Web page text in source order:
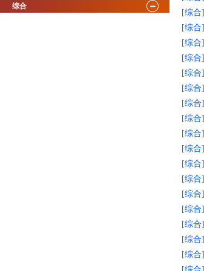
综合
[综合]
[综合]
[综合]
[综合]
[综合]
[综合]
[综合]
[综合]
[综合]
[综合]
[综合]
[综合]
[综合]
[综合]
[综合]
[综合]
[综合]